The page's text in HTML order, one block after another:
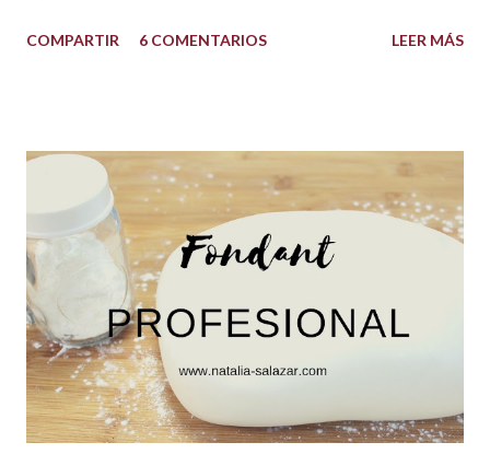
USOS: Siempre que hacemos una torta cubierta
porque el producto estaba muy seco al salir del horno o
porque la receta era básica como suelen ser los bizcochuelos
de batido liviano como el Genovés, Angel cake, etc. Así tus
tortas y pasteles te quedarán húmedos y mucho más
sabrosos. Los jarabes pueden ser de diferentes sabores, de
acuerdo a los ingredientes que usemos. Aquí te comparto
una...
COMPARTIR 6 COMENTARIOS LEER MÁS